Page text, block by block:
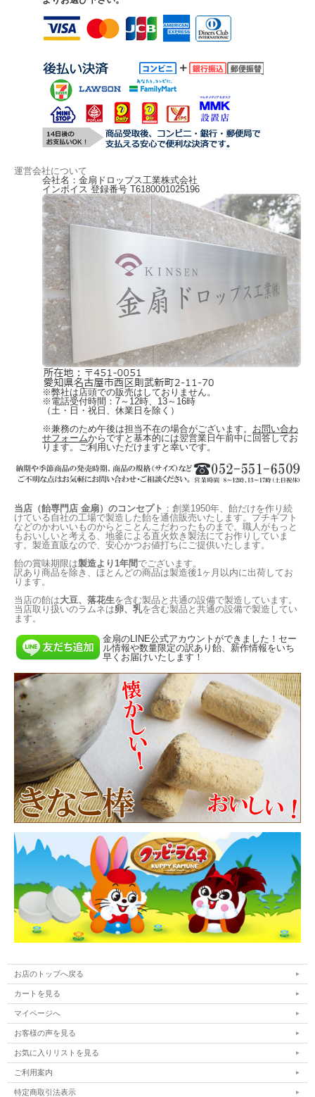
運営会社について
会社名：金扇ドロップス工業株式会社
インボイス 登録番号 T6180001025196
※弊社は店頭での販売はしておりません。
※電話受付時間：7～12時、13～16時
（土・日・祝日、休業日を除く）
※兼務のため午後は担当不在の場合がございます。 お問い合わ
せフォームからですと基本的には翌営業日午前中に回答してお
ります。ご利用いただけますと幸いです。
当店（飴専門店 金扇）のコンセプト ：創業1950年、飴だけを作り続
けている自社の工場で製造した飴を通信販売いたします。プチギフト
などのかわいいものからとことんこだわったものまで。職人がもっと
もおいしいと考える、地釜による直火炊き製法にてお作りしていま
す。製造直販なので、安心かつお値打ちにご提供いたします。
飴の賞味期限は製造より1年間 でございます。
訳あり商品を除き、ほとんどの商品は製造後1ヶ月以内に出荷してお
ります。
当店の飴は大豆、落花生を含む製品と共通の設備で製造しています。
当店取り扱いのラムネは卵、乳を含む製品と共通の設備で製造してい
ます。
金扇のLINE公式アカウントができました！セー
ル情報や数量限定の訳あり飴、新作情報をいち
早くお届けいたします！
お店のトップへ戻る
カートを見る
マイページへ
お客様の声を見る
お気に入りリストを見る
ご利用案内
特定商取引法表示